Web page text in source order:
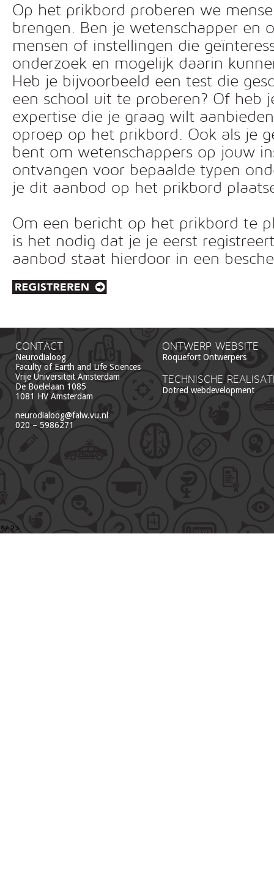
Op het prikbord proberen we
brengen. Ben je wetenschapper en
mensen of instellingen die
onderzoek en mogelijk daarin
Heb je bijvoorbeeld een test die
een school uit te proberen? Of heb
expertise die je graag wilt
oproep op het prikbord. Ook als je
bent om wetenschappers op jouw
ontvangen voor bepaalde typen
je dit aanbod op het prikbord
Om een bericht op het prikbord te
is het nodig dat je je eerst
aanbod staat hierdoor in een
CONTACT
Neurodialoog
Faculty of Earth and Life Sciences
Vrije Universiteit Amsterdam
De Boelelaan 1085
1081 HV Amsterdam
neurodialoog@falw.vu.nl
020 – 5986271
ONTWERP WEBSITE
Roquefort Ontwerpers
TECHNISCHE
Dotred webdevelopment
*/ ?>